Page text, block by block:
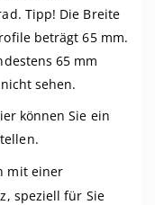
Tipp! Die Breite
beträgt 65 mm.
65 mm
sehen.
können Sie ein
mit einer
speziell für Sie